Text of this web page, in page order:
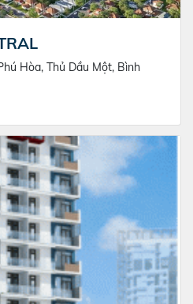
Hòa, Thủ Dầu Một, Bình